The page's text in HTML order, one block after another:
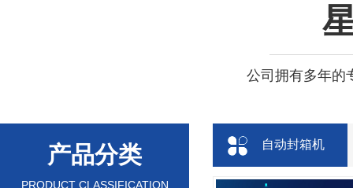
公司拥有多年的
产品分类
PRODUCT CLASSIFICATION
自动封箱机